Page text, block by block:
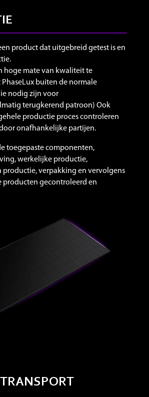
product dat uitgebreid getest is en
hoge mate van kwaliteit te
buiten de normale
nodig zijn voor
terugkerend patroon) Ook
productie proces controleren
onafhankelijke partijen.
toegepaste componenten,
werkelijke productie,
productie, verpakking en vervolgens
producten gecontroleerd en
TRANSPORT